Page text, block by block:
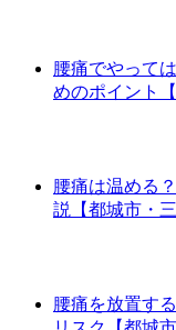
腰痛でやって
めのポイント
腰痛は温める
説【都城市・
腰痛を放置す